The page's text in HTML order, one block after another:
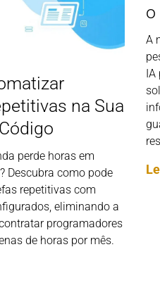
na Sua
perde horas em
Descubra como pode
repetitivas com
eliminando a
programadores
de horas por mês.
o
A
IA